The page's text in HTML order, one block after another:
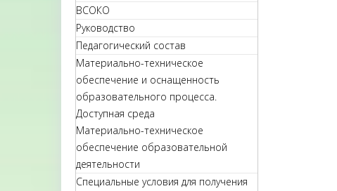
ВСОКО
Руководство
Педагогический состав
Материально-техническое
обеспечение и оснащенность
образовательного процесса.
Доступная среда
Материально-техническое
обеспечение образовательной
деятельности
Специальные условия для получения